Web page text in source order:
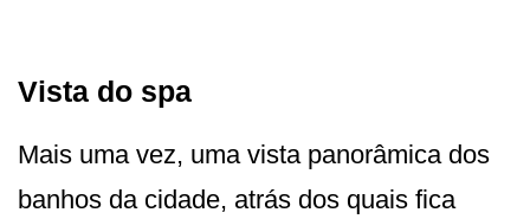
Vista do spa
Mais uma vez, uma vista panorâmica dos
banhos da cidade, atrás dos quais fica